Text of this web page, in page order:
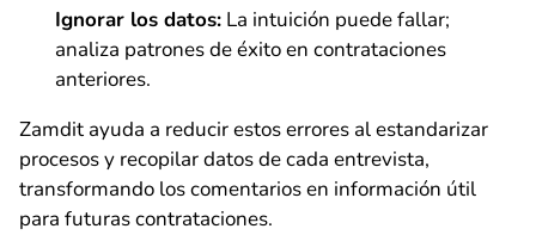
Ignorar los datos: La intuición puede fallar;
analiza patrones de éxito en contrataciones
anteriores.
Zamdit ayuda a reducir estos errores al estandarizar
procesos y recopilar datos de cada entrevista,
transformando los comentarios en información útil
para futuras contrataciones.